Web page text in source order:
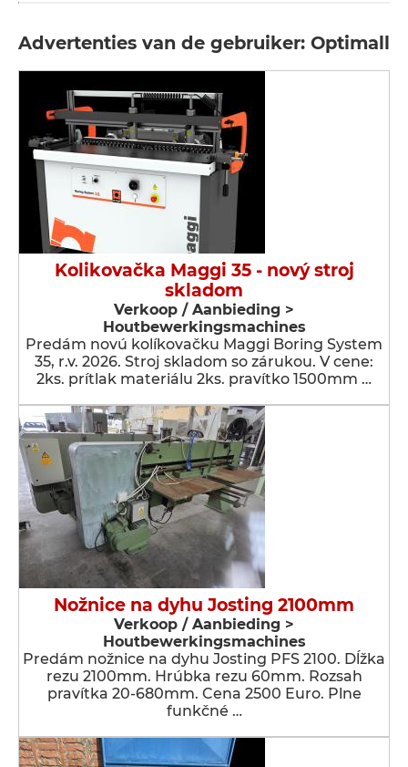
Advertenties van de gebruiker: Optimall
Kolikovačka Maggi 35 - nový stroj
skladom
Verkoop / Aanbieding >
Houtbewerkingsmachines
Predám novú kolíkovačku Maggi Boring System
35, r.v. 2026. Stroj skladom so zárukou. V cene:
2ks. prítlak materiálu 2ks. pravítko 1500mm …
Nožnice na dyhu Josting 2100mm
Verkoop / Aanbieding >
Houtbewerkingsmachines
Predám nožnice na dyhu Josting PFS 2100. Dĺžka
rezu 2100mm. Hrúbka rezu 60mm. Rozsah
pravítka 20-680mm. Cena 2500 Euro. Plne
funkčné …